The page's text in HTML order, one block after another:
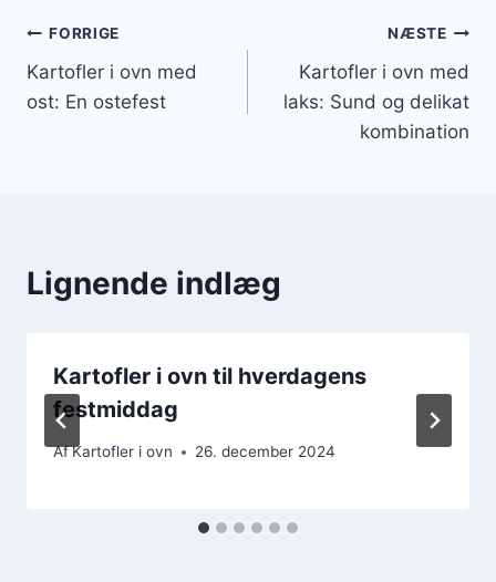
Indlægsnavigation
FORRIGE
Kartofler i ovn med
ost: En ostefest
NÆSTE
Kartofler i ovn med
laks: Sund og delikat
kombination
Lignende indlæg
Kartofler i ovn til hverdagens
festmiddag
AfKartofler i ovn 26. december 2024